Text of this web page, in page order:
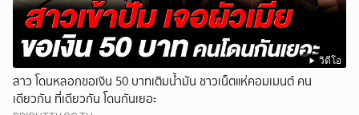
วิดีโอ
สาว โดนหลอกขอเงิน 50 บาทเติมน้ำมัน ชาวเน็ตแห่คอมเมนต์ คน
เดียวกัน ที่เดียวกัน โดนกันเยอะ